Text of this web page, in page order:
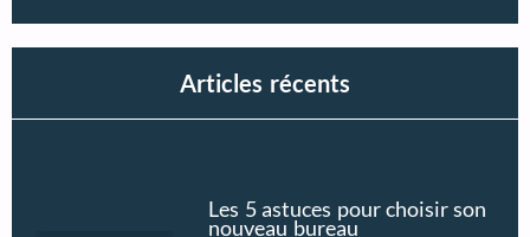
Articles récents
Les 5 astuces pour choisir son
nouveau bureau